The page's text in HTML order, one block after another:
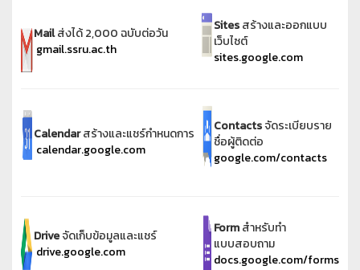
Mailส่งได้ 2,000 ฉบับต่อวัน
gmail.ssru.ac.th
Sitesสร้างและออกแบบ
เว็บไซต์
sites.google.com
Calendarสร้างและแชร์กำหนดการ
calendar.google.com
Contactsจัดระเบียบราย
ชื่อผู้ติดต่อ
google.com/contacts
Driveจัดเก็บข้อมูลและแชร์
drive.google.com
Formสำหรับทำ
แบบสอบถาม
docs.google.com/forms